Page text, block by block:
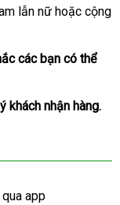
lẫn nữ thông
hoặc cộng
trung
các bạn tham
có thể
khách nhận hàng.
app